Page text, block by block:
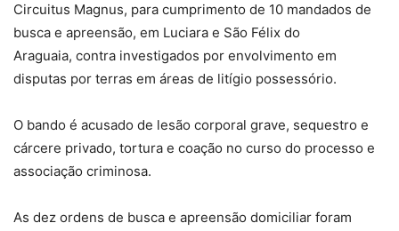
Circuitus Magnus, para cumprimento de 10 mandados de
busca e apreensão, em Luciara e São Félix do
Araguaia, contra investigados por envolvimento em
disputas por terras em áreas de litígio possessório.
O bando é acusado de lesão corporal grave, sequestro e
cárcere privado, tortura e coação no curso do processo e
associação criminosa.
As dez ordens de busca e apreensão domiciliar foram